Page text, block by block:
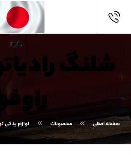
شلنگ
صفحه اصلی محصولات لوازم یدکی